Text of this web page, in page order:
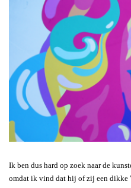
Ik ben dus hard op zoek naar de
omdat ik vind dat hij of zij een dikke